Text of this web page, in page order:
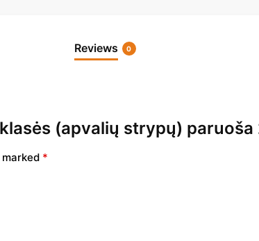
Reviews 0
(apvalių strypų)
*